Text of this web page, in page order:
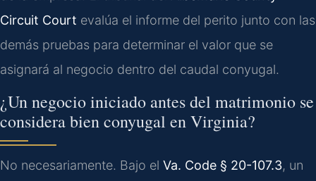
Circuit Court evalúa el informe del perito junto con las
demás pruebas para determinar el valor que se
asignará al negocio dentro del caudal conyugal.
¿Un negocio iniciado antes del matrimonio se
considera bien conyugal en Virginia?
No necesariamente. Bajo el Va. Code § 20-107.3, un